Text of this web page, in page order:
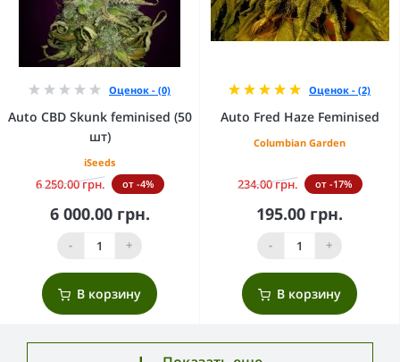
Оценок - (0)
Auto CBD Skunk feminised (50
шт)
iSeeds
6 250.00 грн. от -4%
6 000.00 грн.
- +
В корзину
Оценок - (2)
Auto Fred Haze Feminised
Columbian Garden
234.00 грн. от -17%
195.00 грн.
- +
В корзину